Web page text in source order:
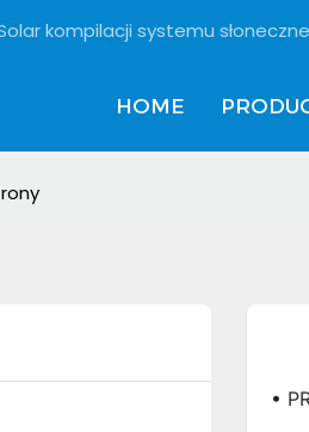
kompilacji systemu
HOME
•